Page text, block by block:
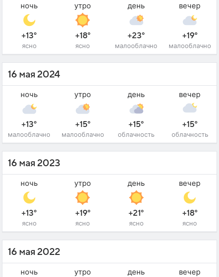
ночь
+13°
ясно
утро
+18°
ясно
день
+23°
малооблачно
вечер
+19°
малооблачно
16 мая 2024
ночь
+13°
малооблачно
утро
+15°
малооблачно
день
+15°
облачность
вечер
+15°
облачность
16 мая 2023
ночь
+13°
ясно
утро
+19°
ясно
день
+21°
ясно
вечер
+18°
ясно
16 мая 2022
ночь утро день вечер